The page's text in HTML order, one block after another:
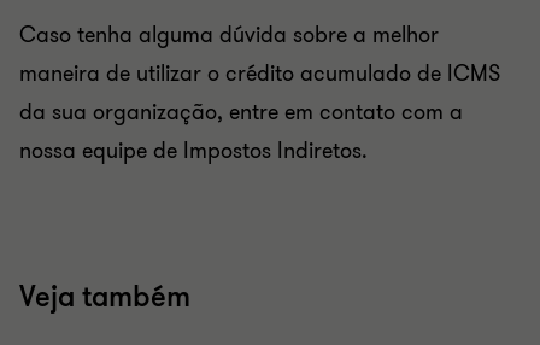
Caso tenha alguma dúvida sobre a melhor
maneira de utilizar o crédito acumulado de ICMS
da sua organização, entre em contato com a
nossa equipe de Impostos Indiretos.
Veja também